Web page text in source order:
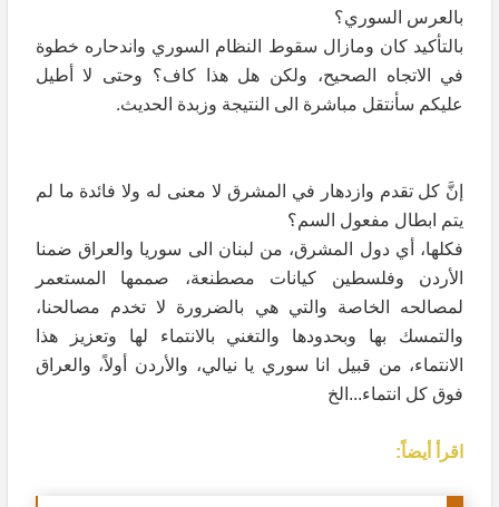
بالعرس السوري؟
بالتأكيد كان ومازال سقوط النظام السوري واندحاره خطوة
في الاتجاه الصحيح، ولكن هل هذا كاف؟ وحتى لا أطيل
عليكم سأنتقل مباشرة الى النتيجة وزبدة الحديث.
إنَّ كل تقدم وازدهار في المشرق لا معنى له ولا فائدة ما لم
يتم ابطال مفعول السم؟
فكلها، أي دول المشرق، من لبنان الى سوريا والعراق ضمنا
الأردن وفلسطين كيانات مصطنعة، صممها المستعمر
لمصالحه الخاصة والتي هي بالضرورة لا تخدم مصالحنا،
والتمسك بها وبحدودها والتغني بالانتماء لها وتعزيز هذا
الانتماء، من قبيل انا سوري يا نيالي، والأردن أولاً، والعراق
فوق كل انتماء...الخ
اقرأ أيضاً: